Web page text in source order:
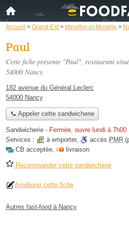
Accueil > Grand-Est > Meurthe-et-Moselle >
Paul
Cette fiche présente "Paul", restaurant situé
54000 Nancy.
182 avenue du Général Leclerc
54000 Nancy
📞 Appeler cette sandwicherie
Sandwicherie - Fermée, ouvre lundi à 7h00
Services :
à emporter, accès PMR
CB acceptée, livraison
Recommander cette sandwicherie
Améliorer cette fiche
Autres fast-food à Nancy